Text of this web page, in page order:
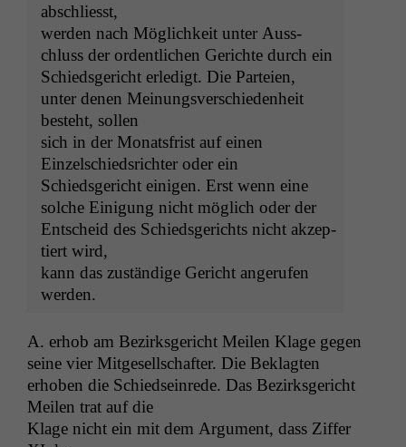
abschliesst,
wer­den nach Möglichkeit unter Auss­
chluss der ordentlichen Gerichte durch ein
Schieds­gericht erledigt. Die Parteien,
unter denen Mei­n­ungsver­schieden­heit
beste­ht, sollen
sich in der Monats­frist auf einen
Einzelschied­srichter oder ein
Schieds­gericht eini­gen. Erst wenn eine
solche Eini­gung nicht möglich oder der
Entscheid des Schieds­gerichts nicht akzep­
tiert wird,
kann das zuständi­ge Gericht angerufen
werden.
A. erhob am Bezirks­gericht Meilen Klage gegen
seine vier Mit­ge­sellschafter. Die Beklagten
erhoben die Schied­seinrede. Das Bezirks­gericht
Meilen trat auf die
Klage nicht ein mit dem Argu­ment, dass Zif­fer